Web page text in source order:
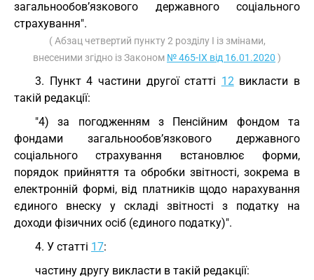
загальнообов’язкового державного соціального
страхування".
( Абзац четвертий пункту 2 розділу I із змінами,
внесеними згідно із Законом № 465-IX від 16.01.2020 )
3. Пункт 4 частини другої статті 12викласти в
такій редакції:
"4) за погодженням з Пенсійним фондом та
фондами загальнообов’язкового державного
соціального страхування встановлює форми,
порядок прийняття та обробки звітності, зокрема в
електронній формі, від платників щодо нарахування
єдиного внеску у складі звітності з податку на
доходи фізичних осіб (єдиного податку)".
4. У статті 17:
частину другу викласти в такій редакції: